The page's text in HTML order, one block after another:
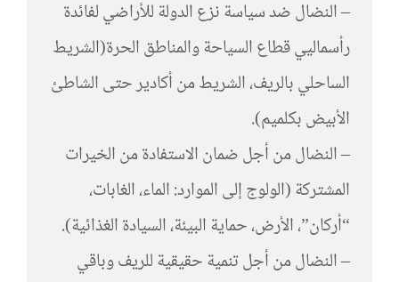
– النضال ضد سياسة نزع الدولة للأراضي لفائدة
رأسماليي قطاع السياحة والمناطق الحرة(الشريط
الساحلي بالريف، الشريط من أكادير حتى الشاطئ
الأبيض بكلميم).
– النضال من أجل ضمان الاستفادة من الخيرات
المشتركة (الولوج إلى الموارد: الماء، الغابات،
“أركان”، الأرض، حماية البيئة، السيادة الغذائية).
– النضال من أجل تنمية حقيقية للريف وباقي